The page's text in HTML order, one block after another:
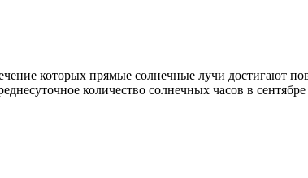
которых прямые солнечные лучи достигают
количество солнечных часов в сентябре